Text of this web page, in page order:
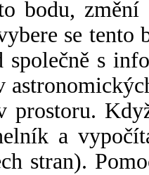
bodu,
se tento
společně s
prostoru.
a
stran).